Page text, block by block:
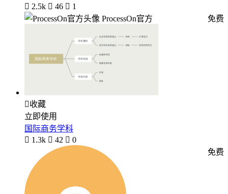
 2.5k  46  1
ProcessOn官方
免费
收藏
立即使用
国际商务学科
 1.3k  42  0
免费